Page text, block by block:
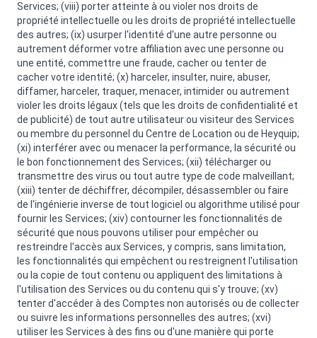
Services; (viii) porter atteinte à ou violer nos droits de
propriété intellectuelle ou les droits de propriété intellectuelle
des autres; (ix) usurper l'identité d'une autre personne ou
autrement déformer votre affiliation avec une personne ou
une entité, commettre une fraude, cacher ou tenter de
cacher votre identité; (x) harceler, insulter, nuire, abuser,
diffamer, harceler, traquer, menacer, intimider ou autrement
violer les droits légaux (tels que les droits de confidentialité et
de publicité) de tout autre utilisateur ou visiteur des Services
ou membre du personnel du Centre de Location ou de Heyquip;
(xi) interférer avec ou menacer la performance, la sécurité ou
le bon fonctionnement des Services; (xii) télécharger ou
transmettre des virus ou tout autre type de code malveillant;
(xiii) tenter de déchiffrer, décompiler, désassembler ou faire
de l'ingénierie inverse de tout logiciel ou algorithme utilisé pour
fournir les Services; (xiv) contourner les fonctionnalités de
sécurité que nous pouvons utiliser pour empêcher ou
restreindre l'accès aux Services, y compris, sans limitation,
les fonctionnalités qui empêchent ou restreignent l'utilisation
ou la copie de tout contenu ou appliquent des limitations à
l'utilisation des Services ou du contenu qui s'y trouve; (xv)
tenter d'accéder à des Comptes non autorisés ou de collecter
ou suivre les informations personnelles des autres; (xvi)
utiliser les Services à des fins ou d'une manière qui porte